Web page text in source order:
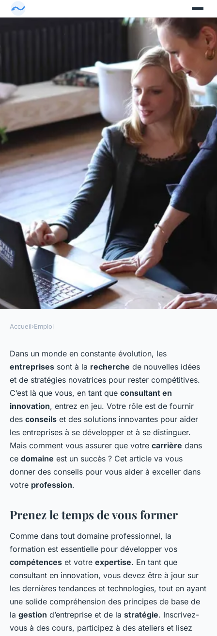
Comment développer une
carrière réussie en tant que
consultant en innovation ?
Romain•27 décembre 2023• 6 min de lecture
Accueil›Emploi
Dans un monde en constante évolution, les
entreprises sont à la recherche de nouvelles idées
et de stratégies novatrices pour rester compétitives.
C’est là que vous, en tant que consultant en
innovation, entrez en jeu. Votre rôle est de fournir
des conseils et des solutions innovantes pour aider
les entreprises à se développer et à se distinguer.
Mais comment vous assurer que votre carrière dans
ce domaine est un succès ? Cet article va vous
donner des conseils pour vous aider à exceller dans
votre profession.
Prenez le temps de vous former
Comme dans tout domaine professionnel, la
formation est essentielle pour développer vos
compétences et votre expertise. En tant que
consultant en innovation, vous devez être à jour sur
les dernières tendances et technologies, tout en ayant
une solide compréhension des principes de base de
la gestion d’entreprise et de la stratégie. Inscrivez-
vous à des cours, participez à des ateliers et lisez